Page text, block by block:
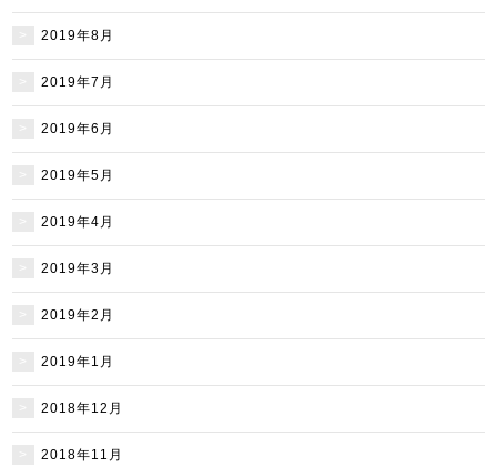
2019年8月
2019年7月
2019年6月
2019年5月
2019年4月
2019年3月
2019年2月
2019年1月
2018年12月
2018年11月